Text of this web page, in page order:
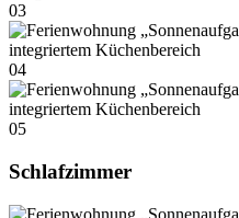
03
04
05
Schlafzimmer